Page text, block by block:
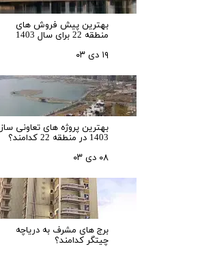
بهترین پیش فروش های
منطقه 22 برای سال 1403
۱۹ دی ۰۳
بهترین پروژه های تعاونی ساز
1403 در منطقه 22 کدامند؟
۰۸ دی ۰۳
برج های مشرف به دریاچه
چیتگر کدامند؟